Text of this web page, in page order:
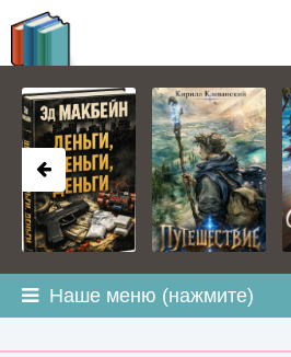
Наше меню (нажмите)
BOOKPLANETA.COM